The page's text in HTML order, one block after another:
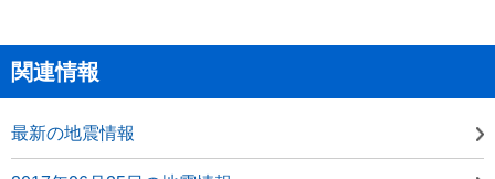
関連情報
最新の地震情報